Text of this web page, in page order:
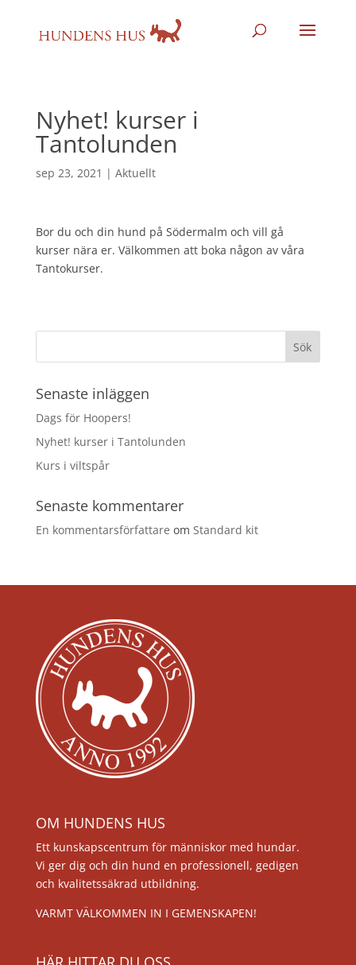
Nyhet! kurser i
Tantolunden
sep 23, 2021 | Aktuellt
Bor du och din hund på Södermalm och vill gå
kurser nära er. Välkommen att boka någon av våra
Tantokurser.
Senaste inläggen
Dags för Hoopers!
Nyhet! kurser i Tantolunden
Kurs i viltspår
Senaste kommentarer
En kommentarsförfattare om Standard kit
OM HUNDENS HUS
Ett kunskapscentrum för människor med hundar.
Vi ger dig och din hund en professionell, gedigen
och kvalitetssäkrad utbildning.
VARMT VÄLKOMMEN IN I GEMENSKAPEN!